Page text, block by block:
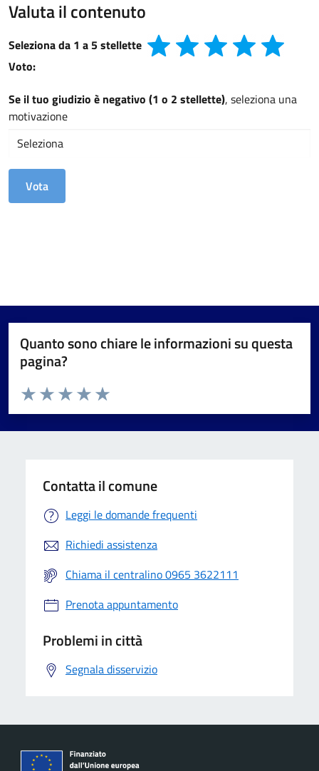
Valuta il contenuto
Seleziona da 1 a 5 stellette
Voto:
Se il tuo giudizio è negativo (1 o 2 stellette), seleziona una
motivazione
Quanto sono chiare le informazioni su questa
pagina?
Valuta da 1 a 5 stelle la pagina
Valuta 5 stelle su 5
Valuta 4 stelle su 5
Valuta 3 stelle su 5
Valuta 2 stelle su 5
Valuta 1 stelle su 5
Contatta il comune
Leggi le domande frequenti
Richiedi assistenza
Chiama il centralino 0965 3622111
Prenota appuntamento
Problemi in città
Segnala disservizio